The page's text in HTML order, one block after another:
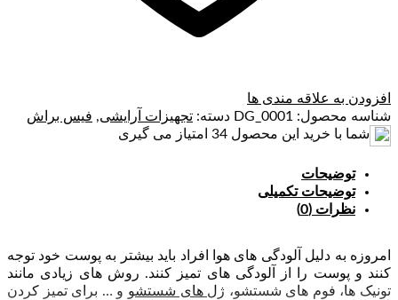
افزودن به علاقه مندی ها
شناسه محصول: DG_0001 دسته: تجهیزات آرایشی, فیس براش
شما با خرید این محصول 34 امتیاز می گیری
توضیحات
توضیحات تکمیلی
نظرات (0)
امروزه به دلیل آلودگی های هوا افراد باید بیشتر به پوست خود توجه
کنند و پوست را از آلودگی های تمیز کنند. روش های زیادی مانند
تونیک ها، فوم های شستشو، ژل های شستشو و … برای تمیز کردن